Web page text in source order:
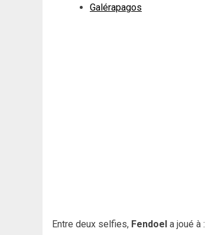
Galérapagos
Entre deux selfies, Fendoel a joué à :